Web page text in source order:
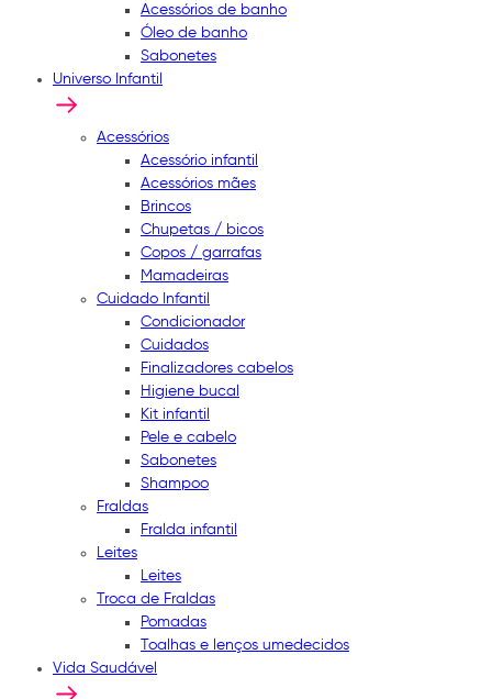
Acessórios de banho
Óleo de banho
Sabonetes
Universo Infantil
Acessórios
Acessório infantil
Acessórios mães
Brincos
Chupetas / bicos
Copos / garrafas
Mamadeiras
Cuidado Infantil
Condicionador
Cuidados
Finalizadores cabelos
Higiene bucal
Kit infantil
Pele e cabelo
Sabonetes
Shampoo
Fraldas
Fralda infantil
Leites
Leites
Troca de Fraldas
Pomadas
Toalhas e lenços umedecidos
Vida Saudável